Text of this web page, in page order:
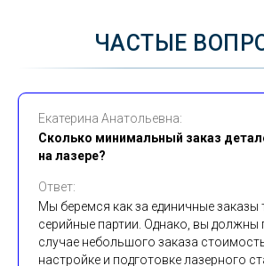
ЧАСТЫЕ
Екатерина Анатольевна:
Сколько минимальный заказ
на лазере?
Ответ:
Мы беремся как за единичные заказы
серийные партии. Однако, вы должны
случае небольшого заказа
настройке и подготовке лазерного